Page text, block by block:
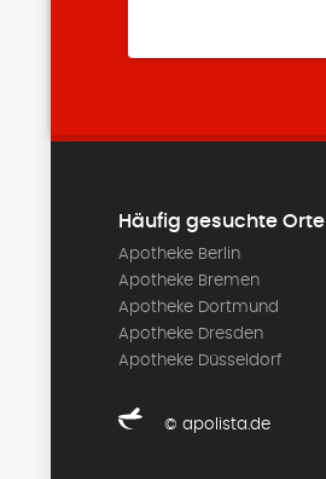
Häufig gesuchte Orte
Apotheke Berlin
Apotheke Bremen
Apotheke Dortmund
Apotheke Dresden
Apotheke Düsseldorf
© apolista.de